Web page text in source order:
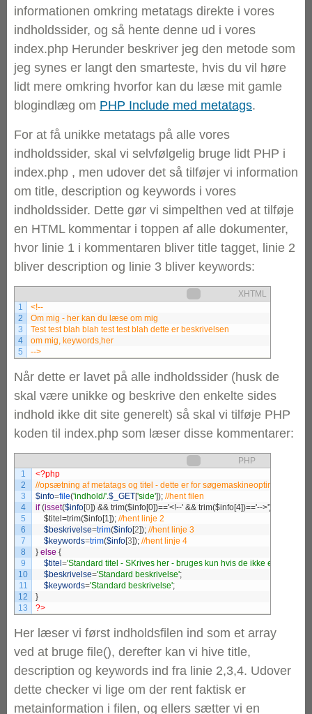
informationen omkring metatags direkte i vores
indholdssider, og så hente denne ud i vores
index.php Herunder beskriver jeg den metode som
jeg synes er langt den smarteste, hvis du vil høre
lidt mere omkring hvorfor kan du læse mit gamle
blogindlæg om PHP Include med metatags.
For at få unikke metatags på alle vores
indholdssider, skal vi selvfølgelig bruge lidt PHP i
index.php , men udover det så tilføjer vi information
om title, description og keywords i vores
indholdssider. Dette gør vi simpelthen ved at tilføje
en HTML kommentar i toppen af alle dokumenter,
hvor linie 1 i kommentaren bliver title tagget, linie 2
bliver description og linie 3 bliver keywords:
XHTML
1
2
3
4
5
-->
Når dette er lavet på alle indholdssider (husk de
skal være unikke og beskrive den enkelte sides
indhold ikke dit site generelt) så skal vi tilføje PHP
koden til index.php som læser disse kommentarer:
PHP
1
2
3
4
5
6
7
8
9
10
11
12
13
<?php
$info=file('indhold/'.$_GET['side']);
if (isset($info[0])
$titel=trim($info[1]);
$beskrivelse=trim($info[2]);
$keywords=trim($info[3]);
} else {
$titel ='Standard titel - SKrives her - bruges kun hvis de ikke er udfyldt
$beskrivelse='Standard beskrivelse';
$keywords='Standard beskrivelse';
}
?>
Her læser vi først indholdsfilen ind som et array
ved at bruge file(), derefter kan vi hive title,
description og keywords ind fra linie 2,3,4. Udover
dette checker vi lige om der rent faktisk er
metainformation i filen, og ellers sætter vi en